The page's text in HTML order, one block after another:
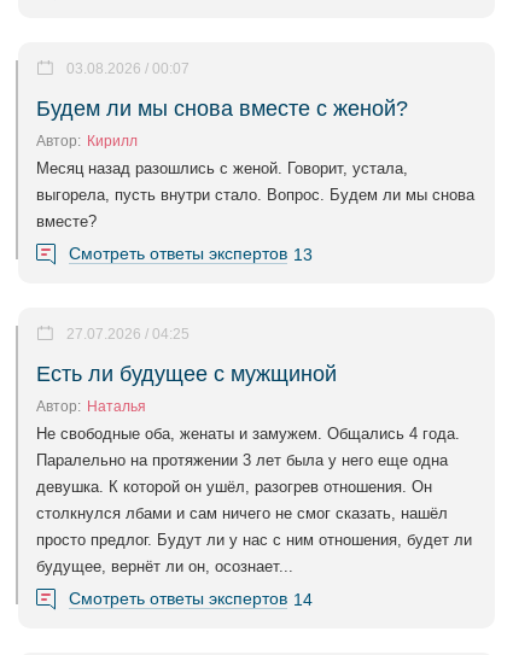
Будем ли мы снова вместе с женой?
03.08.2026 / 00:07
Автор: Кирилл
Месяц назад разошлись с женой. Говорит, устала,
выгорела, пусть внутри стало. Вопрос. Будем ли мы снова
вместе?
Смотреть ответы экспертов 13
Есть ли будущее с мужщиной
27.07.2026 / 04:25
Автор: Наталья
Не свободные оба, женаты и замужем. Общались 4 года.
Паралельно на протяжении 3 лет была у него еще одна
девушка. К которой он ушёл, разогрев отношения. Он
столкнулся лбами и сам ничего не смог сказать, нашёл
просто предлог. Будут ли у нас с ним отношения, будет ли
будущее, вернёт ли он, осознает...
Смотреть ответы экспертов 14